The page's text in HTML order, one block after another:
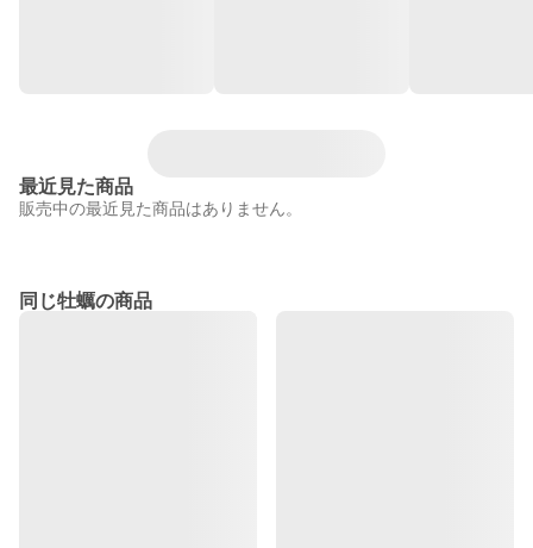
最近見た商品
販売中の最近見た商品はありません。
同じ牡蠣の商品